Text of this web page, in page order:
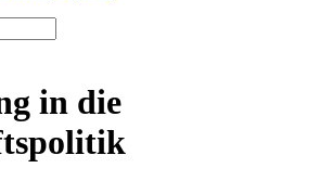
in die